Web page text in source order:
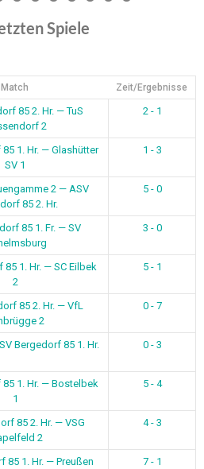
0 1 2
Spiele
Match Zeit/Ergebnisse
85 2. Hr. — TuS
2
2 - 1
1. Hr. — Glashütter
SV 1
1 - 3
2 — ASV
85 2. Hr.
5 - 0
85 1. Fr. — SV
3 - 0
85 1. Hr. — SC Eilbek
2
5 - 1
85 2. Hr. — VfL
2
0 - 7
Bergedorf 85 1. Hr. 0 - 3
1. Hr. — Bostelbek
1
5 - 4
85 2. Hr. — VSG
2
4 - 3
85 1. Hr. — Preußen
7 - 1